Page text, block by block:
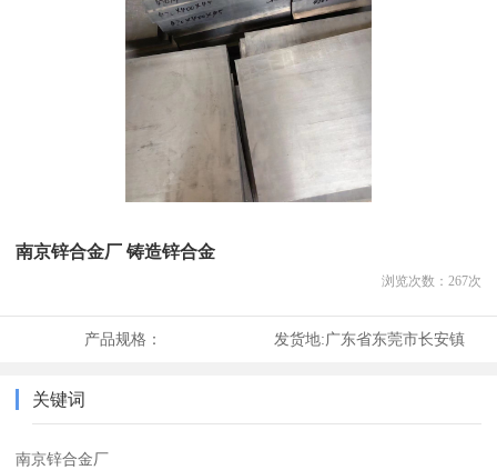
南京锌合金厂 铸造锌合金
浏览次数： 267次
产品规格： 发货地:广东省东莞市长安镇
关键词
南京锌合金厂